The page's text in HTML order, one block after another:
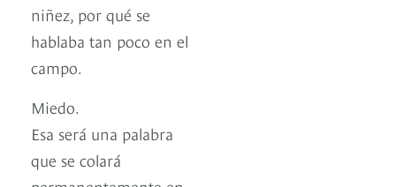
niñez, por qué se
hablaba tan poco en el
campo.
Miedo.
Esa será una palabra
que se colará